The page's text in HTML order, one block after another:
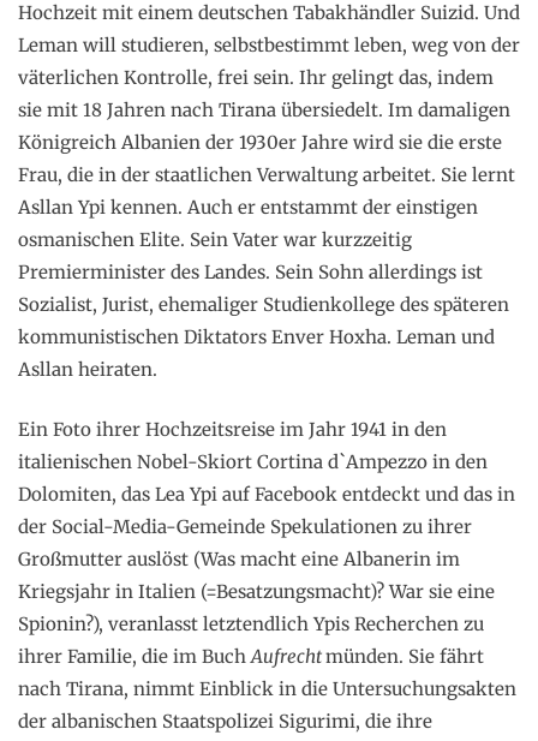
Hochzeit mit einem deutschen Tabakhändler Suizid. Und
Leman will studieren, selbstbestimmt leben, weg von der
väterlichen Kontrolle, frei sein. Ihr gelingt das, indem
sie mit 18 Jahren nach Tirana übersiedelt. Im damaligen
Königreich Albanien der 1930er Jahre wird sie die erste
Frau, die in der staatlichen Verwaltung arbeitet. Sie lernt
Asllan Ypi kennen. Auch er entstammt der einstigen
osmanischen Elite. Sein Vater war kurzzeitig
Premierminister des Landes. Sein Sohn allerdings ist
Sozialist, Jurist, ehemaliger Studienkollege des späteren
kommunistischen Diktators Enver Hoxha. Leman und
Asllan heiraten.
Ein Foto ihrer Hochzeitsreise im Jahr 1941 in den
italienischen Nobel-Skiort Cortina d`Ampezzo in den
Dolomiten, das Lea Ypi auf Facebook entdeckt und das in
der Social-Media-Gemeinde Spekulationen zu ihrer
Großmutter auslöst (Was macht eine Albanerin im
Kriegsjahr in Italien (=Besatzungsmacht)? War sie eine
Spionin?), veranlasst letztendlich Ypis Recherchen zu
ihrer Familie, die im Buch Aufrechtmünden. Sie fährt
nach Tirana, nimmt Einblick in die Untersuchungsakten
der albanischen Staatspolizei Sigurimi, die ihre